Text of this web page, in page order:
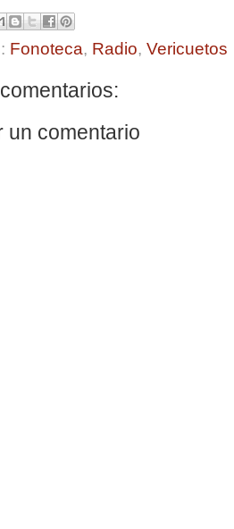
Fonoteca, Radio, Vericuetos
un comentario